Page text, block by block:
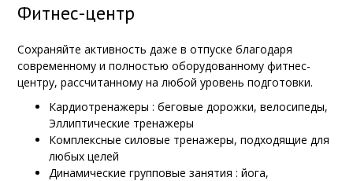
Фитнес-центр
Сохраняйте активность даже в отпуске благодаря
современному и полностью оборудованному фитнес-
центру, рассчитанному на любой уровень подготовки.
Кардиотренажеры : беговые дорожки, велосипеды,
Эллиптические тренажеры
Комплексные силовые тренажеры, подходящие для
любых целей
Динамические групповые занятия : йога,